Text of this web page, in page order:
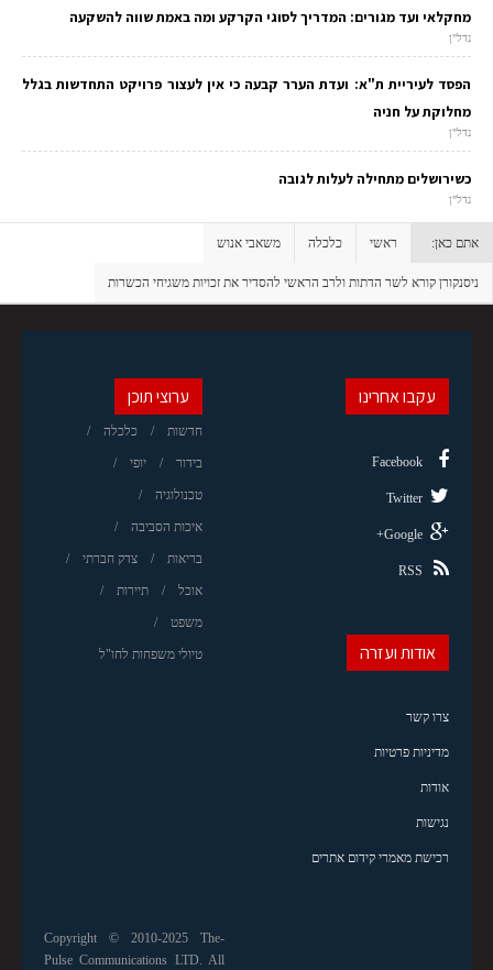
מחקלאי ועד מגורים: המדריך לסוגי הקרקע ומה באמת שווה להשקעה
נדל"ן
הפסד לעיריית ת"א: ועדת הערר קבעה כי אין לעצור פרויקט התחדשות בגלל
מחלוקת על חניה
נדל"ן
כשירושלים מתחילה לעלות לגובה
נדל"ן
אתם כאן: ראשי כלכלה משאבי אנוש
ניסנקורן קורא לשר הדתות ולרב הראשי להסדיר את זכויות משגיחי הכשרות
ערוצי תוכן
חדשות כלכלה
בידור יופי
טכנולוגיה
איכות הסביבה
בריאות צדק חברתי
אוכל תיירות
משפט
טיולי משפחות לחו"ל
עקבו אחרינו
Facebook
Twitter
Google+
RSS
אודות ועזרה
צרו קשר
מדיניות פרטיות
אודות
נגישות
רכישת מאמרי קידום אתרים
Copyright © 2010-2025 The-
Pulse Communications LTD. All